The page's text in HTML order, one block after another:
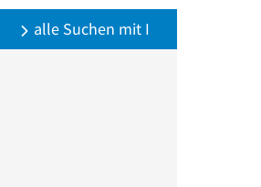
alle Suchen mit I